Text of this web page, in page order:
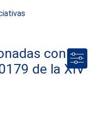
con la
de la XIV